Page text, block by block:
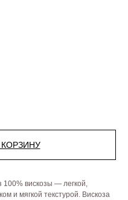
100% вискозы — легкой,
и мягкой текстурой. Вискоза